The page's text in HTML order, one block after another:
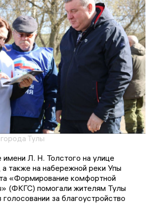
Тулы
Л. Н. Толстого на улице
также на набережной реки Упы
«Формирование комфортной
(ФКГС) помогали жителям Тулы
голосовании за благоустройство